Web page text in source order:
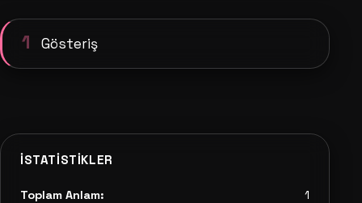
1 Gösteriş
İSTATISTIKLER
Toplam Anlam: 1